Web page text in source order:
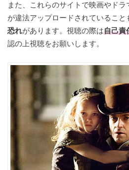
また、これらのサイトで映画やド
が違法アップロードされていること
恐れがあります。視聴の際は自己責
認の上視聴をお願いします。